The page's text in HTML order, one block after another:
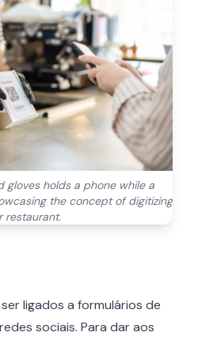
gloves holds a phone while a
the concept of digitizing
restaurant.
ligados a formulários de
sociais. Para dar aos